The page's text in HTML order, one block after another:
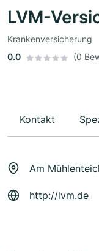
LVM-
Krankenversicherung
0.0
(0
Kontakt
Am
http://lvm.de